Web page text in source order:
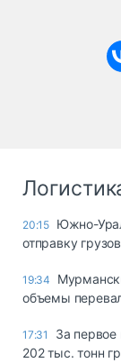
20:15 Южно-
отправку
19:34
объемы
17:31
За первое
202 тыс. тонн